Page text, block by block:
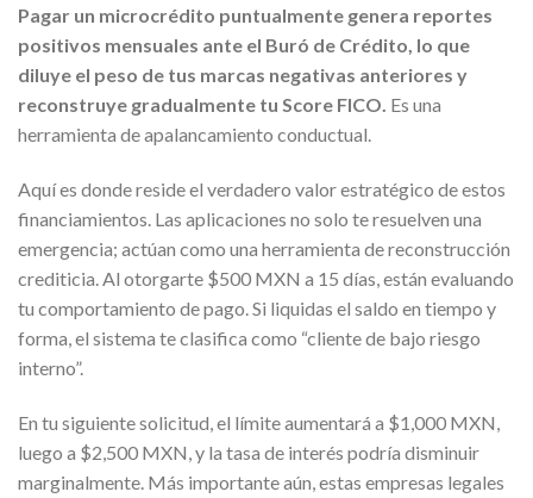
Pagar un microcrédito puntualmente genera reportes
positivos mensuales ante el Buró de Crédito, lo que
diluye el peso de tus marcas negativas anteriores y
reconstruye gradualmente tu Score FICO. Es una
herramienta de apalancamiento conductual.
Aquí es donde reside el verdadero valor estratégico de estos
financiamientos. Las aplicaciones no solo te resuelven una
emergencia; actúan como una herramienta de reconstrucción
crediticia. Al otorgarte $500 MXN a 15 días, están evaluando
tu comportamiento de pago. Si liquidas el saldo en tiempo y
forma, el sistema te clasifica como “cliente de bajo riesgo
interno”.
En tu siguiente solicitud, el límite aumentará a $1,000 MXN,
luego a $2,500 MXN, y la tasa de interés podría disminuir
marginalmente. Más importante aún, estas empresas legales